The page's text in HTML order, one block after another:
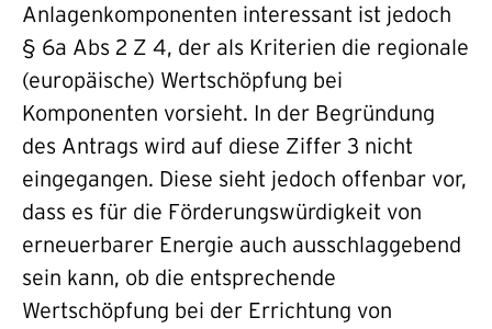
Anlagenkomponenten interessant ist jedoch
§ 6a Abs 2 Z 4, der als Kriterien die regionale
(europäische) Wertschöpfung bei
Komponenten vorsieht. In der Begründung
des Antrags wird auf diese Ziffer 3 nicht
eingegangen. Diese sieht jedoch offenbar vor,
dass es für die Förderungswürdigkeit von
erneuerbarer Energie auch ausschlaggebend
sein kann, ob die entsprechende
Wertschöpfung bei der Errichtung von